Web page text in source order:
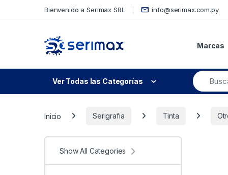
Bienvenido a Serimax SRL info@serimax.com.py
Marcas
Ver Todas las Categorías
Inicio Serigrafia Tinta
Show All Categories